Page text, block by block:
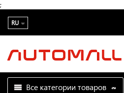
;
RU
Все категории товаров